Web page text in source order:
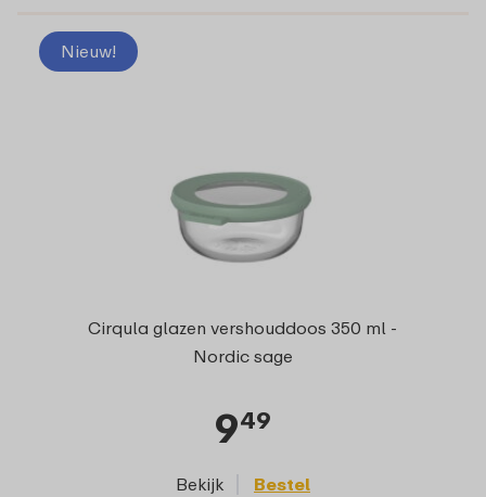
Nieuw!
Cirqula glazen vershouddoos 350 ml -
Nordic sage
949
Bekijk Bestel